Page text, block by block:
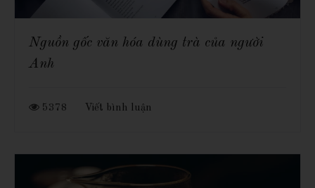
Nguồn gốc văn hóa dùng trà của người
Anh
5378 Viết bình luận